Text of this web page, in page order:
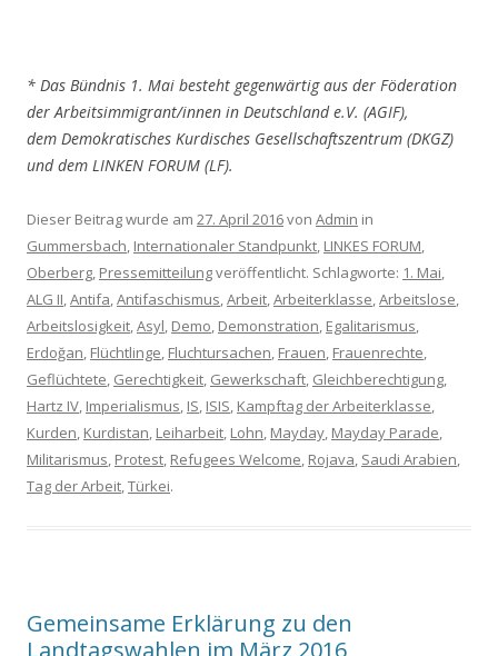
* Das Bündnis 1. Mai besteht gegenwärtig aus der Föderation
der Arbeitsimmigrant/innen in Deutschland e.V. (AGIF),
dem Demokratisches Kurdisches Gesellschaftszentrum (DKGZ)
und dem LINKEN FORUM (LF).
Dieser Beitrag wurde am 27. April 2016von Admin in
Gummersbach, Internationaler Standpunkt, LINKES FORUM,
Oberberg, Pressemitteilungveröffentlicht. Schlagworte: 1. Mai,
ALG II,Antifa,Antifaschismus,Arbeit,Arbeiterklasse,Arbeitslose,
Arbeitslosigkeit,Asyl, Demo, Demonstration, Egalitarismus,
Erdoğan, Flüchtlinge, Fluchtursachen, Frauen, Frauenrechte,
Geflüchtete, Gerechtigkeit, Gewerkschaft, Gleichberechtigung,
Hartz IV, Imperialismus, IS, ISIS, Kampftag der Arbeiterklasse,
Kurden, Kurdistan, Leiharbeit, Lohn, Mayday, Mayday Parade,
Militarismus, Protest, Refugees Welcome, Rojava, Saudi Arabien,
Tag der Arbeit,Türkei.
Gemeinsame Erklärung zu den